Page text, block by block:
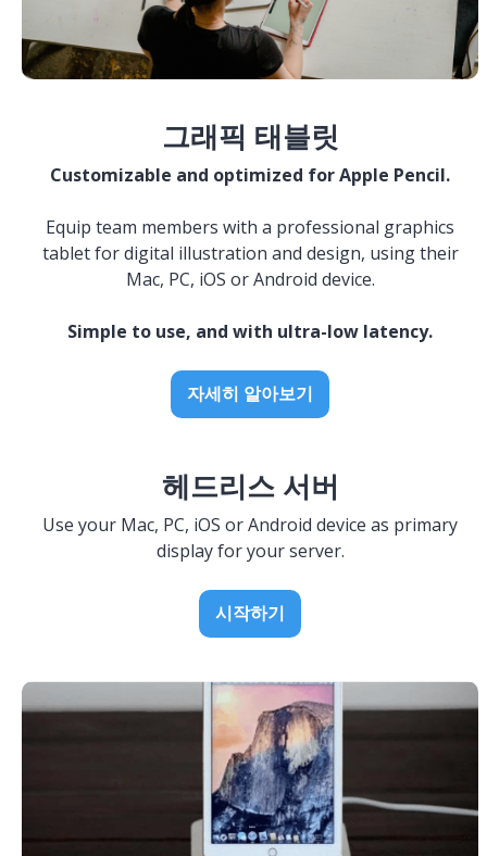
그래픽 태블릿
Customizable and optimized for Apple Pencil.
Equip team members with a professional graphics
tablet for digital illustration and design, using their
Mac, PC, iOS or Android device.
Simple to use, and with ultra-low latency.
자세히 알아보기
헤드리스 서버
Use your Mac, PC, iOS or Android device as primary
display for your server.
시작하기